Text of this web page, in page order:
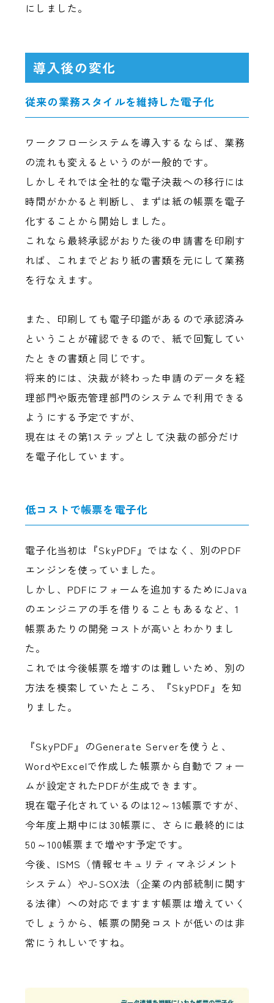
にしました。
導入後の変化
従来の業務スタイルを維持した電子化
ワークフローシステムを導入するならば、業務
の流れも変えるというのが一般的です。
しかしそれでは全社的な電子決裁への移行には
時間がかかると判断し、まずは紙の帳票を電子
化することから開始しました。
これなら最終承認がおりた後の申請書を印刷す
れば、これまでどおり紙の書類を元にして業務
を行なえます。
また、印刷しても電子印鑑があるので承認済み
ということが確認できるので、紙で回覧してい
たときの書類と同じです。
将来的には、決裁が終わった申請のデータを経
理部門や販売管理部門のシステムで利用できる
ようにする予定ですが、
現在はその第1ステップとして決裁の部分だけ
を電子化しています。
低コストで帳票を電子化
電子化当初は『SkyPDF』ではなく、別のPDF
エンジンを使っていました。
しかし、PDFにフォームを追加するためにJava
のエンジニアの手を借りることもあるなど、1
帳票あたりの開発コストが高いとわかりまし
た。
これでは今後帳票を増すのは難しいため、別の
方法を模索していたところ、『SkyPDF』を知
りました。
『SkyPDF』のGenerate Serverを使うと、
WordやExcelで作成した帳票から自動でフォー
ムが設定されたPDFが生成できます。
現在電子化されているのは12～13帳票ですが、
今年度上期中には30帳票に、さらに最終的には
50～100帳票まで増やす予定です。
今後、ISMS（情報セキュリティマネジメント
システム）やJ-SOX法（企業の内部統制に関す
る法律）への対応でますます帳票は増えていく
でしょうから、帳票の開発コストが低いのは非
常にうれしいですね。